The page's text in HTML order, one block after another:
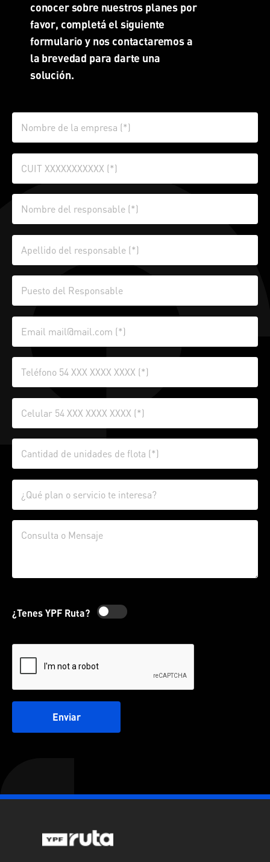
conocer sobre nuestros planes por
favor, completá el siguiente
formulario y nos contactaremos a
la brevedad para darte una
solución.
¿Tenes YPF Ruta?
Enviar